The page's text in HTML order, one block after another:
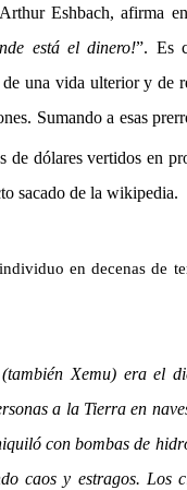
Eshbach, afirma
está el dinero!”. Es
una vida ulterior y
Sumando a esas
de dólares vertidos en
sacado de la wikipedia.
en decenas de
Xemu) era el
a la Tierra en
con bombas de
caos y estragos.